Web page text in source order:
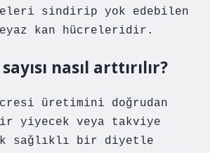
sindirip yok edebilen
kan hücreleridir.
nasıl arttırılır?
üretimini doğrudan
yiyecek veya takviye
sağlıklı bir diyetle